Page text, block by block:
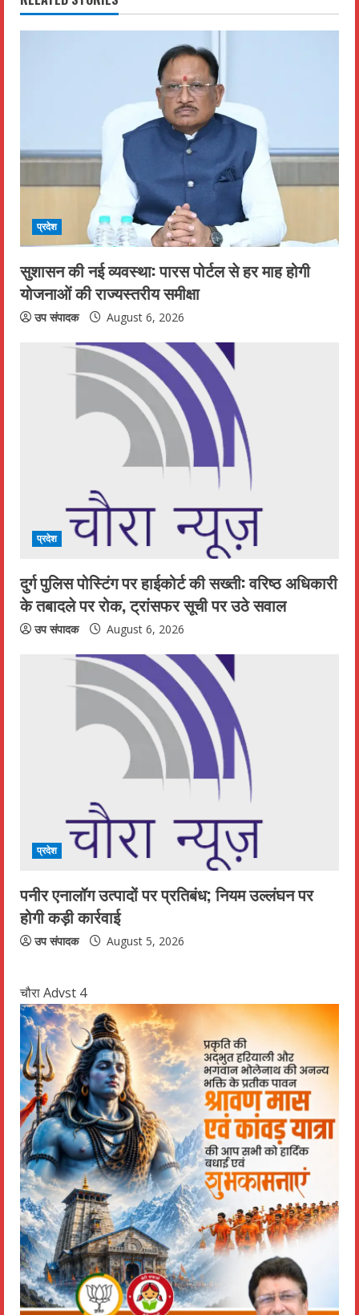
n
e
a
i
n
g
प्रदेश
सुशासन की नई व्यवस्था: पारस पोर्टल से हर माह होगी
योजनाओं की राज्यस्तरीय समीक्षा
उप संपादक August 6, 2026
प्रदेश
दुर्ग पुलिस पोस्टिंग पर हाईकोर्ट की सख्ती: वरिष्ठ अधिकारी
के तबादले पर रोक, ट्रांसफर सूची पर उठे सवाल
उप संपादक August 6, 2026
प्रदेश
पनीर एनालॉग उत्पादों पर प्रतिबंध; नियम उल्लंघन पर
होगी कड़ी कार्रवाई
उप संपादक August 5, 2026
चौरा Advst 4